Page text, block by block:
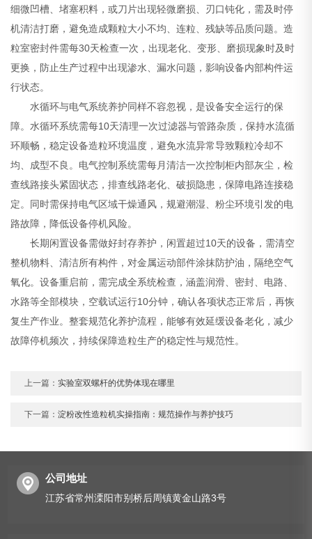
细微凹槽、堵塞积料，或刀片出现轻微磨损、刃口钝化，需及时停
机清洁打磨，避免造成颗粒大小不均、连粒、残缺等品质问题。造
粒室密封件需每30天检查一次，出现老化、变形、磨损现象时及时
更换，防止生产过程中出现渗水、漏水问题，影响设备内部构件运
行状态。
水循环与电气系统养护同样不容忽视，是设备安全运行的保
障。水循环系统需每10天清理一次过滤器与管路杂质，保持水流循
环顺畅，稳定设备造粒环境温度，避免水流异常导致颗粒冷却不
均、成型不良。电气控制系统需每月清洁一次控制柜内部灰尘，检
查线路接头紧固状态，排查线路老化、破损隐患，保障电路连接稳
定。同时需保持电气区域干燥通风，规避潮湿、粉尘环境引发的电
路故障，降低设备停机风险。
长期闲置设备需做好封存养护，闲置超过10天的设备，需清空
整机物料、清洁所有构件，对金属运动部件涂抹防护油，隔绝空气
氧化。设备重启前，需完成全系统检查，涵盖润滑、密封、电路、
水路等全部模块，空载试运行10分钟，确认各项状态正常后，再恢
复生产作业。整套规范化养护流程，能够有效延缓设备老化，减少
故障停机频次，持续保障造粒生产的稳定性与规范性。
上一篇：实验室双螺杆的优势体现在哪里
下一篇：淀粉改性造粒机实操指南：规范操作与养护技巧
公司地址
江苏省常州溧阳市别桥后周镇黄金山路3号